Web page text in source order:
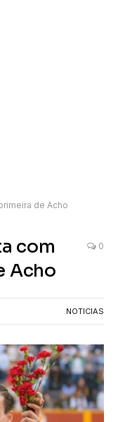
de Acho
com
Acho
0
NOTICIAS